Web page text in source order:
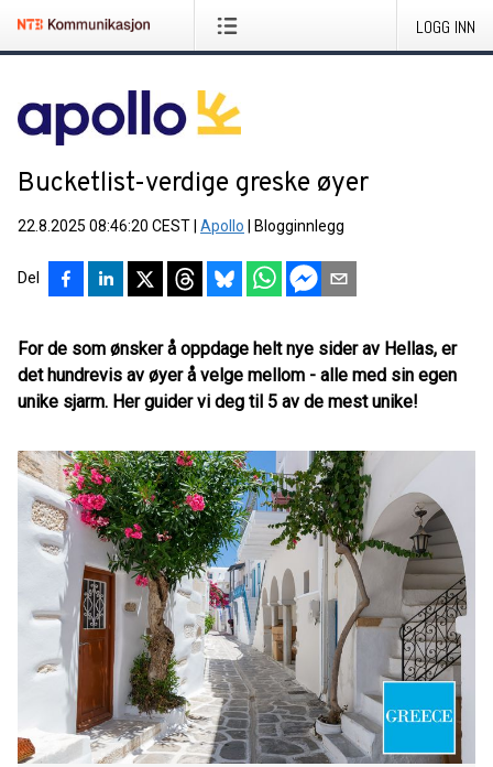
LOGG INN
Bucketlist-verdige greske øyer
22.8.2025 08:46:20 CEST Apollo Blogginnlegg
Del
For de som ønsker å oppdage helt nye sider av Hellas, er
det hundrevis av øyer å velge mellom - alle med sin egen
unike sjarm. Her guider vi deg til 5 av de mest unike!